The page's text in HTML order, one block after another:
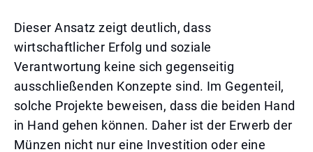
Dieser Ansatz zeigt deutlich, dass
wirtschaftlicher Erfolg und soziale
Verantwortung keine sich gegenseitig
ausschließenden Konzepte sind. Im Gegenteil,
solche Projekte beweisen, dass die beiden Hand
in Hand gehen können. Daher ist der Erwerb der
Münzen nicht nur eine Investition oder eine